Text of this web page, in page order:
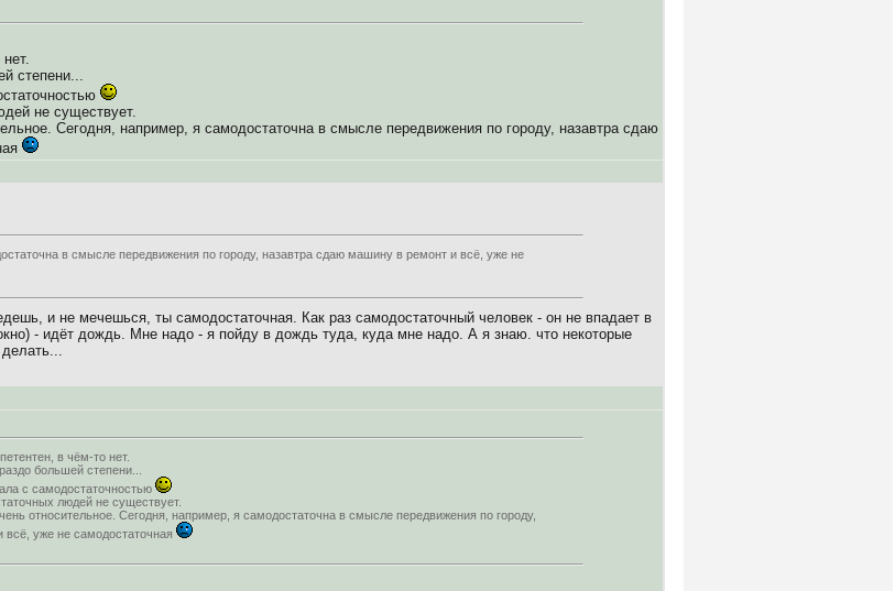
степени...
не существует.
Сегодня, например, я самодостаточна в смысле передвижения по городу, назавтра сдаю
в смысле передвижения по городу, назавтра сдаю машину в ремонт и всё, уже не
и не мечешься, ты самодостаточная. Как раз самодостаточный человек - он не впадает в
- идёт дождь. Мне надо - я пойду в дождь туда, куда мне надо. А я знаю. что некоторые
в чём-то нет.
большей степени...
с самодостаточностью
людей не существует.
относительное. Сегодня, например, я самодостаточна в смысле передвижения по городу,
уже не самодостаточная